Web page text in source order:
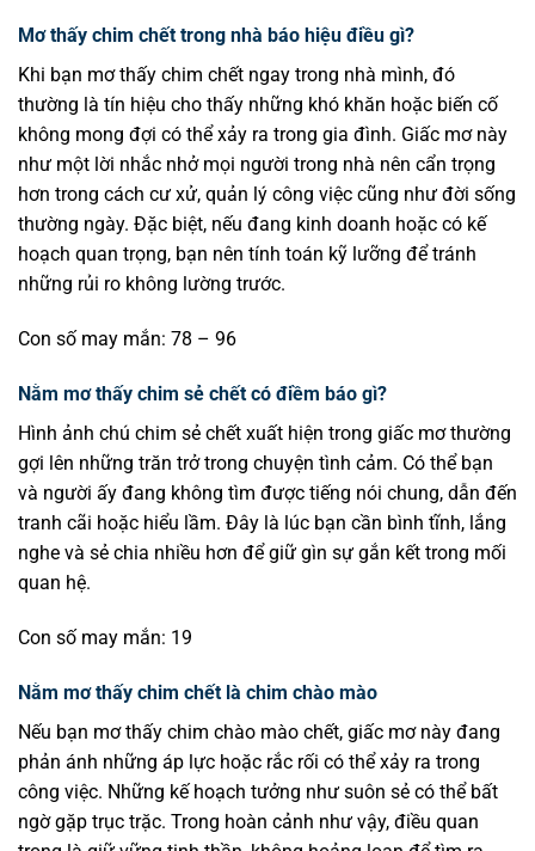
Mơ thấy chim chết trong nhà báo hiệu điều gì?
Khi bạn mơ thấy chim chết ngay trong nhà mình, đó
thường là tín hiệu cho thấy những khó khăn hoặc biến cố
không mong đợi có thể xảy ra trong gia đình. Giấc mơ này
như một lời nhắc nhở mọi người trong nhà nên cẩn trọng
hơn trong cách cư xử, quản lý công việc cũng như đời sống
thường ngày. Đặc biệt, nếu đang kinh doanh hoặc có kế
hoạch quan trọng, bạn nên tính toán kỹ lưỡng để tránh
những rủi ro không lường trước.
Con số may mắn: 78 – 96
Nằm mơ thấy chim sẻ chết có điềm báo gì?
Hình ảnh chú chim sẻ chết xuất hiện trong giấc mơ thường
gợi lên những trăn trở trong chuyện tình cảm. Có thể bạn
và người ấy đang không tìm được tiếng nói chung, dẫn đến
tranh cãi hoặc hiểu lầm. Đây là lúc bạn cần bình tĩnh, lắng
nghe và sẻ chia nhiều hơn để giữ gìn sự gắn kết trong mối
quan hệ.
Con số may mắn: 19
Nằm mơ thấy chim chết là chim chào mào
Nếu bạn mơ thấy chim chào mào chết, giấc mơ này đang
phản ánh những áp lực hoặc rắc rối có thể xảy ra trong
công việc. Những kế hoạch tưởng như suôn sẻ có thể bất
ngờ gặp trục trặc. Trong hoàn cảnh như vậy, điều quan